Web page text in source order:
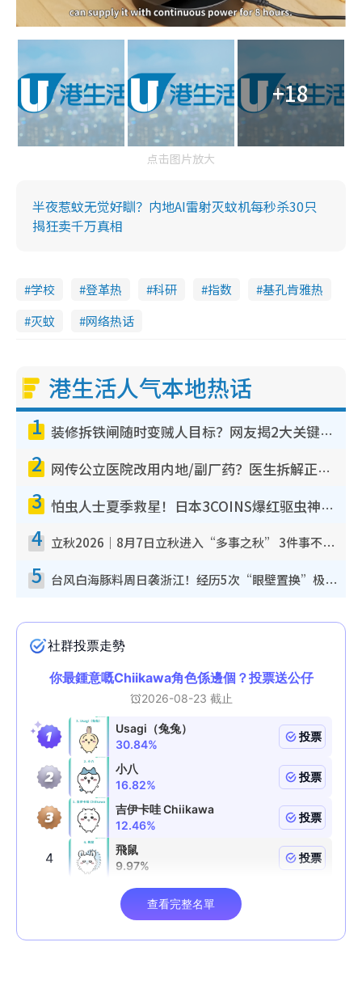
+18
点击图片放大
半夜惹蚊无觉好瞓？内地AI雷射灭蚊机每秒杀30只
揭狂卖千万真相
学校 登革热 科研 指数
基孔肯雅热
灭蚊
网络热话
港生活人气本地热话
1 装修拆铁闸随时变贼人目标？网友揭2大关键用途：装新款等于白装？附新旧铁闸分别
2 网传公立医院改用内地/副厂药？医生拆解正副厂分别，揭4类人换药随时出事
3 怕虫人士夏季救星！日本3COINS爆红驱虫神器$45起 1招“全程免触碰”轻松搞定小强
4 立秋2026｜8月7日立秋进入“多事之秋” 3件事不可做！专家教6招开运 清杂物／钱包纳气接好运
5 台风白海豚料周日袭浙江！经历5次“眼壁置换”极罕见 成登陆内地最长途台风